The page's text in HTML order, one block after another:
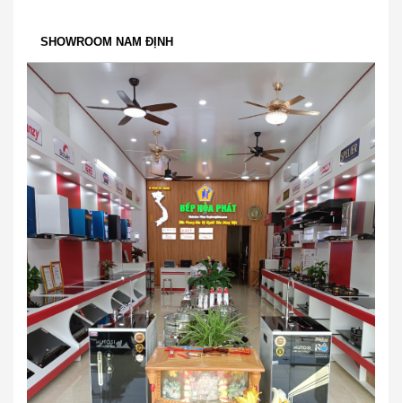
SHOWROOM NAM ĐỊNH